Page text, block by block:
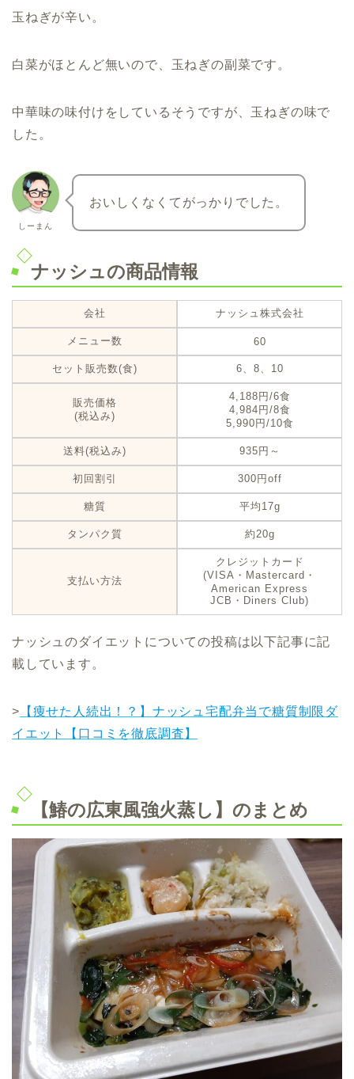
玉ねぎが辛い。
白菜がほとんど無いので、玉ねぎの副菜です。
中華味の味付けをしているそうですが、玉ねぎの味で
した。
しーまん
おいしくなくてがっかりでした。
ナッシュの商品情報
会社 ナッシュ株式会社
メニュー数 60
セット販売数(食) 6、8、10
販売価格
(税込み)
4,188円/6食
4,984円/8食
5,990円/10食
送料(税込み) 935円～
初回割引 300円off
糖質 平均17g
タンパク質 約20g
支払い方法
クレジットカード
(VISA・Mastercard・
American Express
JCB・Diners Club)
ナッシュのダイエットについての投稿は以下記事に記
載しています。
> 【痩せた人続出！？】ナッシュ宅配弁当で糖質制限ダ
イエット【口コミを徹底調査】
【鰆の広東風強火蒸し】のまとめ